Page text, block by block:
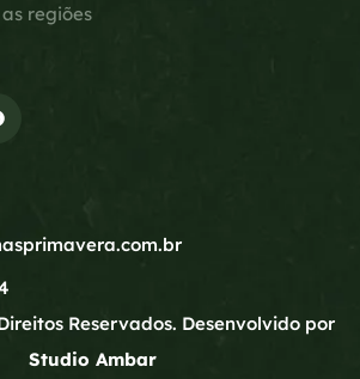
regiões
Reservados. Desenvolvido por
Studio Ambar